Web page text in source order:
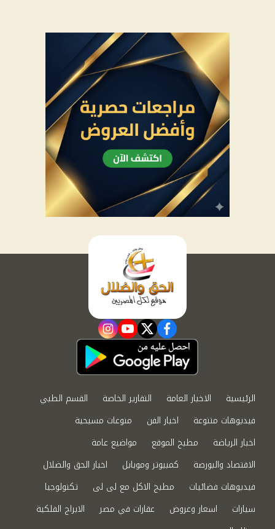
facebook
twitter
youtube
instagram
الرئيسية الاخبار العامة التقارير الخاصة
القسم الطبي
فيديوهات متنوعة
اخبار الفن
منوعات مسيحية
اخبار الرياضة
مطبخ الموقع
مواضيع عامة
الاقتصاد والبورصة
كمبيوتر وموبايل
اخبار الحق والضلال
فيديوهات فضائيات
مطبخ الاكل مع لى لى
تكنولوجيا
سيارات
اسعار وعروض عقارات في مصر
الابراج الفلكية